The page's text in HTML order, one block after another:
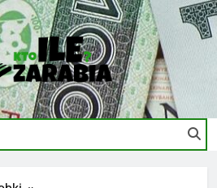
Ile-
Gwiazd, Ciekawostki I Biznes